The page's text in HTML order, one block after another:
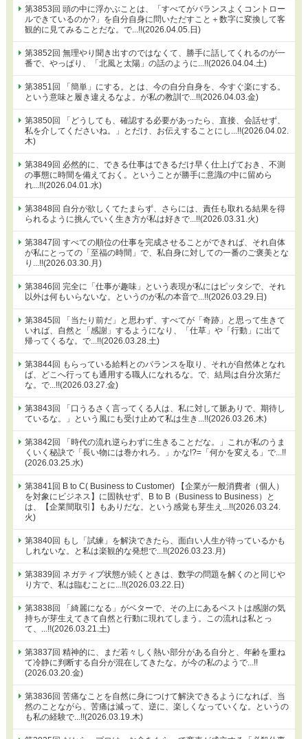
第3853回 頭の中に浮かぶことは、「すべてがバランスよくコントロー
ルできているのか?」を自分自身に問いただすこと＋数字に変換して客
観的に見てみることだな。で...!!(2026.04.05.日)
第3852回 無理やり聞き出すのではなくて、勝手に話してくれるのが一
番で、やっぱり、「北風と太陽」の話のように...!!(2026.04.04.土)
第3851回 「簡単」にする。とは、今の自分自身を、今すぐ楽にする。
という意味と履き違えるなよ。が私の教訓で...!!(2026.04.03.金)
第3850回 「どうしても、確認する必要があったら、直接、会話せず、
私を介してくださいね。」とだけ、お伝えすることにし...!!(2026.04.02.
木)
第3849回 必然的に、できる仕事はできるだけ早く仕上げておき、不測
の事態に時間を備えておく。ということが勝手に意識の中に留めら
れ...!!(2026.04.01.水)
第3848回 自分が欲しくてたまらず、さらには、責任も取れる結果を得
られるように挑んでいく生き方が私は好きで...!!(2026.03.31.火)
第3847回 すべての順位の仕事を完成させることができれば、それ自体
が私にとっての「至福の時間」で、私自身に対しての一番のご褒美とな
り...!!(2026.03.30.月)
第3846回 完全に「仕事が趣味」という表現が私にはピッタシで、それ
以外は何もいらないな。というのが私の本音で...!!(2026.03.29.日)
第3845回 「当たり前だ」と思わず、すべてが「奇跡」と思って生きて
いれば、自然と「感謝」するようになり、「仕草」や「行動」に出て
帰ってくるな。で...!!(2026.03.28.土)
第3844回 もらっている給料とのバランスを取り、それが自然体となれ
ば、どこへ行っても通用する職人になれるな。で、結局は自分次第だ
な。で...!!(2026.03.27.金)
第3843回 「口うるさく言ってくる人は、私に対して脈ありで、期待し
ているな。」という風にも受け止めて私は生き...!!(2026.03.26.木)
第3842回 「時代の流れ逆らわずに生きることだな。」これが私のうま
くいく秘訣で「長い物には巻かれろ。」かな!?=「何かを変える」で...!!
(2026.03.25.水)
第3841回 B to C( Business to Customer) 【企業が一般消費者（個人）
を対象にビジネス】に固執せず、B to B（Business to Business）と
は、【企業間取引】もありだな。という感覚も芽生え...!!(2026.03.24.
火)
第3840回 もし「試練」を解決できたら、面白い人生が待っているかも
しれないな。と私は楽観的な発想で...!!(2026.03.23.月)
第3839回 ネガティブ状態が続くときは、数学の問題を解くのと同じや
り方で、私は臨むことに...!!(2026.03.22.日)
第3838回 「綺麗になる」がベターで、その上にあるベストは感謝の気
持ちが芽生えてきて自然と行動に現れてしまう。この流れは私とっ
て、...!!(2026.03.21.土)
第3837回 精神的に、まだ若々しく熱い部分がある自分と、年齢を重ね
て冷静に判断する自分が混在してきたな。が今の私のようで...!!
(2026.03.20.金)
第3836回 苦痛なことを自然に身につけて解決できるようになれば、当
然のことながら、苦痛は減って、逆に、楽しくなっていくな。というの
も私の経験で...!!(2026.03.19.木)